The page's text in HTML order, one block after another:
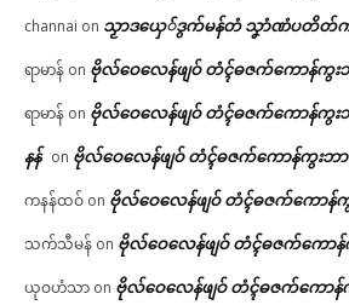
channai on သၟာဒယှေ်ဒွက်မန်တံ သၞာံဏံပတိတ်
ရာမာန် on ဗိုလ်ဝေလေန်ဖျဝ် တံၚ်ဓဇက်ကောန်ကွ
ရာမာန် on ဗိုလ်ဝေလေန်ဖျဝ် တံၚ်ဓဇက်ကောန်ကွ
နန် on ဗိုလ်ဝေလေန်ဖျဝ် တံၚ်ဓဇက်ကောန်ကွးဘ
ကနန်ထဝ် on ဗိုလ်ဝေလေန်ဖျဝ် တံၚ်ဓဇက်ကောန်
သက်သီမန် on ဗိုလ်ဝေလေန်ဖျဝ် တံၚ်ဓဇက်ကော
ယုဝဟံသာ on ဗိုလ်ဝေလေန်ဖျဝ် တံၚ်ဓဇက်ကော